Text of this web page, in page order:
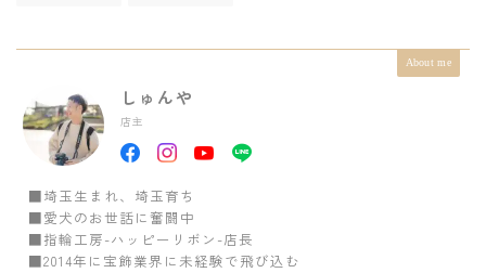
About me
しゅんや
店主
■埼玉生まれ、埼玉育ち
■愛犬のお世話に奮闘中
■指輪工房-ハッピーリボン-店長
■2014年に宝飾業界に未経験で飛び込む